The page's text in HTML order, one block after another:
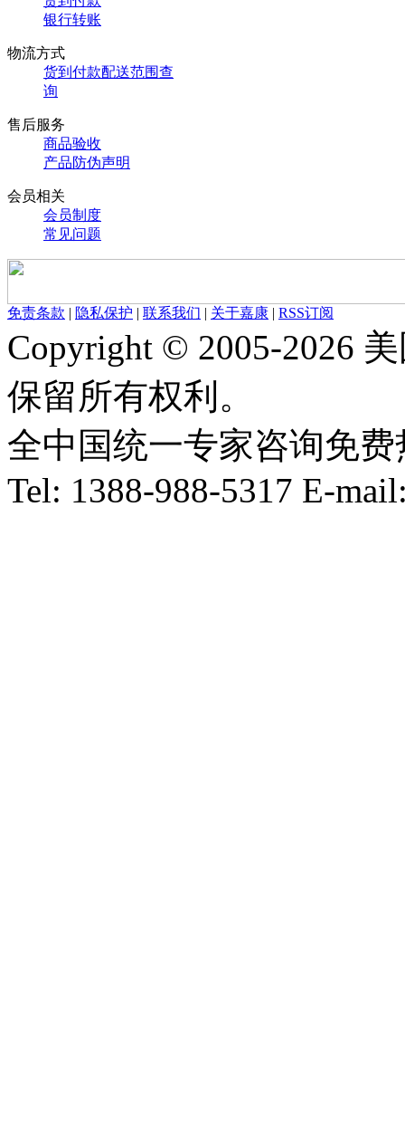
银行转账
物流方式
货到付款配送范围查
询
售后服务
商品验收
产品防伪声明
会员相关
会员制度
常见问题
免责条款 | 隐私保护 | 联系我们 | 关于嘉康 | RSS订阅
Copyright © 2005-2026
保留所有权利。
全中国统一专家咨询免费
Tel: 1388-988-5317 E-